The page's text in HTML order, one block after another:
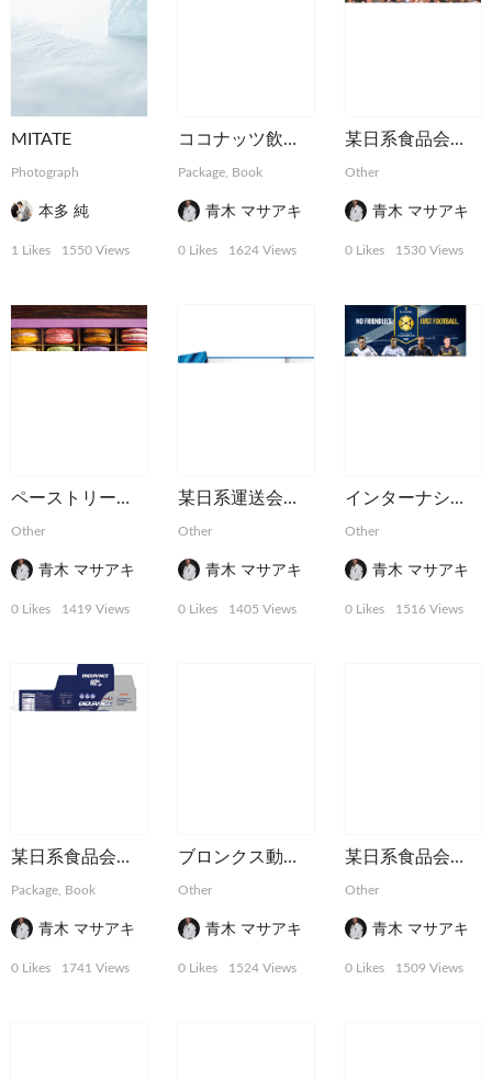
MITATE
Photograph
本多 純
1 Likes 1550 Views
ココナッツ飲料パッケージ
Package, Book
青木 マサアキ
0 Likes 1624 Views
某日系食品会社スポーツ系サプリメント球場用広告
Other
青木 マサアキ
0 Likes 1530 Views
ペーストリー屋さんのDM
Other
青木 マサアキ
0 Likes 1419 Views
某日系運送会社の記念ブックレット
Other
青木 マサアキ
0 Likes 1405 Views
インターナショナル・チャンピオンシップ・カップのポスター
Other
青木 マサアキ
0 Likes 1516 Views
某日系食品会社スポーツ系サプリメントのパッケージ
Package, Book
青木 マサアキ
0 Likes 1741 Views
ブロンクス動物園新聞広告
Other
青木 マサアキ
0 Likes 1524 Views
某日系食品会社スポーツサプリメントの雑誌広告
Other
青木 マサアキ
0 Likes 1509 Views